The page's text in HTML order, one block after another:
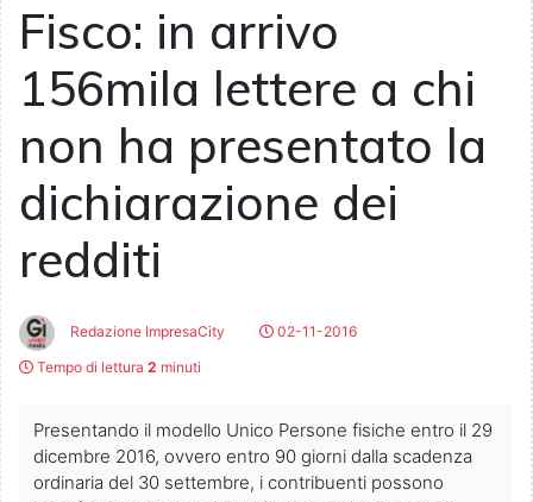
Fisco: in arrivo
156mila lettere a chi
non ha presentato la
dichiarazione dei
redditi
Redazione ImpresaCity
02-11-2016
Tempo di lettura 2 minuti
Presentando il modello Unico Persone fisiche entro il 29
dicembre 2016, ovvero entro 90 giorni dalla scadenza
ordinaria del 30 settembre, i contribuenti possono